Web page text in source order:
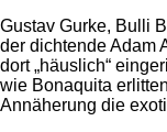
Gustav Gurke, Bulli
der dichtende Adam
dort „häuslich“
wie Bonaquita
Annäherung die